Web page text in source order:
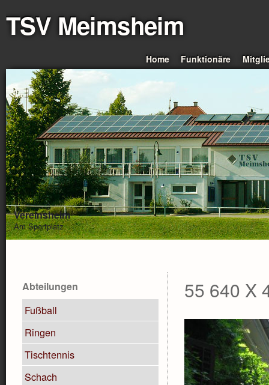
TSV Meimsheim
Home Funktionäre
Vereinsheim
Am Sportplatz
Abteilungen
Fußball
Ringen
Tischtennis
Schach
55 640 X